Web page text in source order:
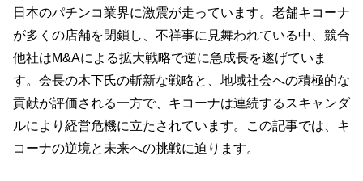
日本のパチンコ業界に激震が走っています。老舗キコーナ
が多くの店舗を閉鎖し、不祥事に見舞われている中、競合
他社はM&Aによる拡大戦略で逆に急成長を遂げていま
す。会長の木下氏の斬新な戦略と、地域社会への積極的な
貢献が評価される一方で、キコーナは連続するスキャンダ
ルにより経営危機に立たされています。この記事では、キ
コーナの逆境と未来への挑戦に迫ります。